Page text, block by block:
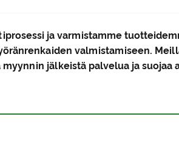
ja varmistamme
valmistamiseen.
jälkeistä palvelua ja suojaa